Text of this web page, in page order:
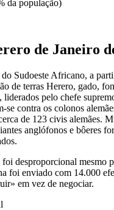
da população)
de Janeiro
Sudoeste Africano, a
de terras Herero, gado,
pelo chefe
se contra os colonos
de 123 civis alemães.
anglófonos e bôeres
desproporcional mesmo
foi enviado com 14.000
em vez de negociar.